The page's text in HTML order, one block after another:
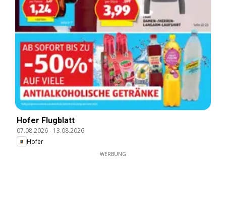
Hofer Flugblatt
07.08.2026- 13.08.2026
Hofer
WERBUNG